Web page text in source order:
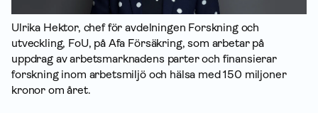
Ulrika Hektor, chef för avdelningen Forskning och
utveckling, FoU, på Afa För­säkring, som arbetar på
uppdrag av arbets­marknadens parter och finansierar
forskning inom arbetsmiljö och hälsa med 150 miljoner
kronor om året.